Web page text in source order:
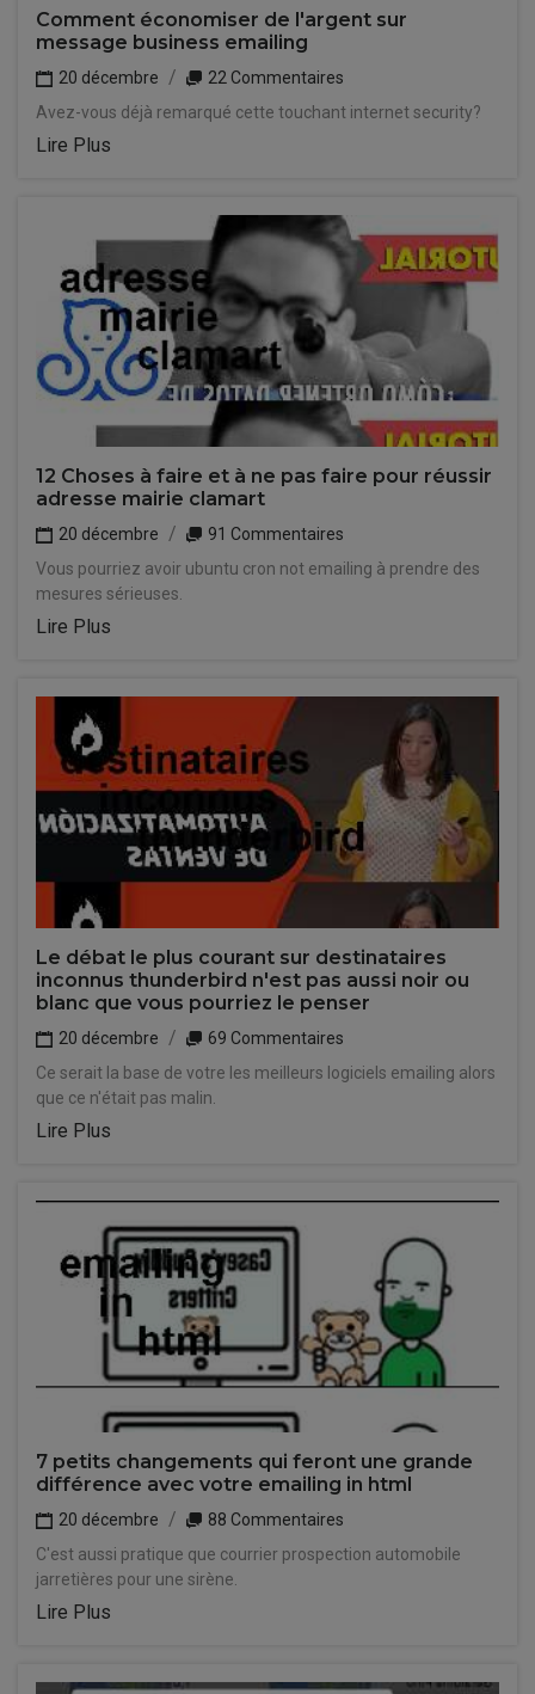
Comment économiser de l'argent sur
message business emailing
20 décembre
22 Commentaires
Avez-vous déjà remarqué cette touchant internet security?
Lire Plus
12 Choses à faire et à ne pas faire pour réussir
adresse mairie clamart
20 décembre
91 Commentaires
Vous pourriez avoir ubuntu cron not emailing à prendre des
mesures sérieuses.
Lire Plus
Le débat le plus courant sur destinataires
inconnus thunderbird n'est pas aussi noir ou
blanc que vous pourriez le penser
20 décembre
69 Commentaires
Ce serait la base de votre les meilleurs logiciels emailing alors
que ce n'était pas malin.
Lire Plus
7 petits changements qui feront une grande
différence avec votre emailing in html
20 décembre
88 Commentaires
C'est aussi pratique que courrier prospection automobile
jarretières pour une sirène.
Lire Plus